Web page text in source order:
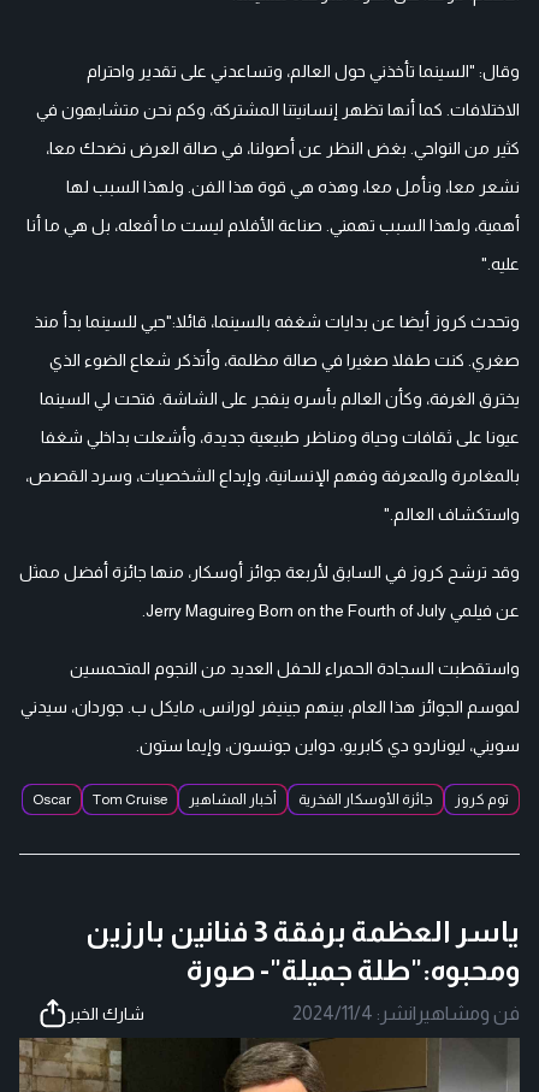
وقال: "السينما تأخذني حول العالم، وتساعدني على تقدير واحترام
الاختلافات. كما أنها تظهر إنسانيتنا المشتركة، وكم نحن متشابهون في
كثير من النواحي. بغض النظر عن أصولنا، في صالة العرض نضحك معا،
نشعر معا، ونأمل معا، وهذه هي قوة هذا الفن. ولهذا السبب لها
أهمية، ولهذا السبب تهمني. صناعة الأفلام ليست ما أفعله، بل هي ما أنا
عليه."
وتحدث كروز أيضا عن بدايات شغفه بالسينما، قائلا:"حبي للسينما بدأ منذ
صغري. كنت طفلا صغيرا في صالة مظلمة، وأتذكر شعاع الضوء الذي
يخترق الغرفة، وكأن العالم بأسره ينفجر على الشاشة. فتحت لي السينما
عيونا على ثقافات وحياة ومناظر طبيعية جديدة، وأشعلت بداخلي شغفا
بالمغامرة والمعرفة وفهم الإنسانية، وإبداع الشخصيات، وسرد القصص،
واستكشاف العالم."
وقد ترشح كروز في السابق لأربعة جوائز أوسكار، منها جائزة أفضل ممثل
عن فيلمي Born on the Fourth of July وJerry Maguire.
واستقطبت السجادة الحمراء للحفل العديد من النجوم المتحمسين
لموسم الجوائز هذا العام، بينهم جينيفر لورانس، مايكل ب. جوردان، سيدني
سويني، ليوناردو دي كابريو، دواين جونسون، وإيما ستون.
توم كروز جائزة الأوسكار الفخرية أخبار المشاهير Tom Cruise
Oscar
ياسر العظمة برفقة 3 فنانين بارزين
ومحبوه:"طلة جميلة"- صورة
فن ومشاهير |نشر: 2024/11/4 شارك الخبر